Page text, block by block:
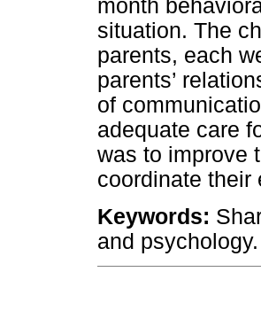
month
situation. The
parents, each
parents’
of
adequate care
was to improve
coordinate their
Keywords:
and psychology.